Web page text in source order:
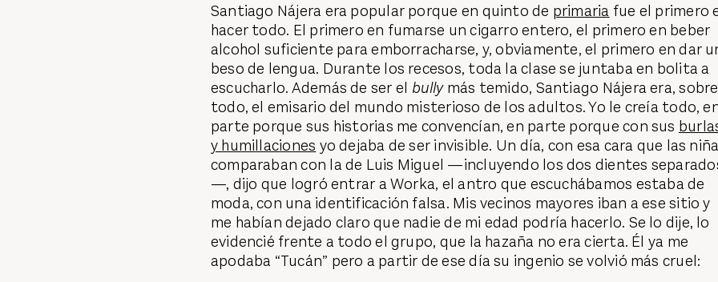
Santiago Nájera era popular porque en quinto de primaria fue el primero
hacer todo. El primero en fumarse un cigarro entero, el primero en beber
alcohol suficiente para emborracharse, y, obviamente, el primero en dar
beso de lengua. Durante los recesos, toda la clase se juntaba en bolita a
escucharlo. Además de ser el bullymás temido, Santiago Nájera era, sobre
todo, el emisario del mundo misterioso de los adultos. Yo le creía todo,
parte porque sus historias me convencían, en parte porque con sus
y humillaciones yo dejaba de ser invisible. Un día, con esa cara que las
comparaban con la de Luis Miguel —incluyendo los dos dientes
—, dijo que logró entrar a Worka, el antro que escuchábamos estaba de
moda, con una identificación falsa. Mis vecinos mayores iban a ese sitio y
me habían dejado claro que nadie de mi edad podría hacerlo. Se lo dije, lo
evidencié frente a todo el grupo, que la hazaña no era cierta. Él ya me
apodaba “Tucán” pero a partir de ese día su ingenio se volvió más cruel: